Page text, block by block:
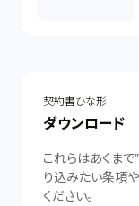
契約書ひな形
ダウンロード
これらはあくまで
り込みたい条項
ください。